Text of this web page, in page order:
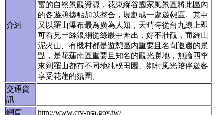
介紹
富的自然景觀資源，花東縱谷國家風景區將此區內
的各遊憩據點加以整合，規劃成一處遊憩區。其中
又以羅山瀑布最為廣為人知，天晴時從台九線上即
可看見一絲銀絹從綠叢中奔出，好不壯觀，而羅山
泥火山、有機村都是遊憩區內重要且名聞遐邇的景
點，是花蓮南區重要且知名的觀光勝地，無論四季
來到羅山都有不同地純樸田園、鄉村風光陪伴遊客
享受花蓮的氛圍。
交通資
訊
網頁
http://www.erv-nsa.gov.tw/